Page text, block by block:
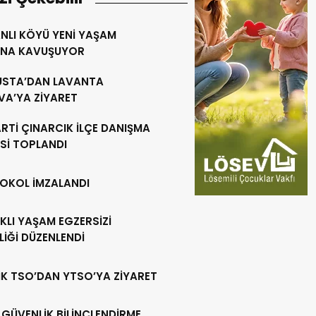
KÖYÜ YENİ YAŞAM
KAVUŞUYOR
LAVANTA
ZİYARET
ÇINARCIK İLÇE DANIŞMA
TOPLANDI
İMZALANDI
YAŞAM EGZERSİZİ
DÜZENLENDİ
TSO’DAN YTSO’YA ZİYARET